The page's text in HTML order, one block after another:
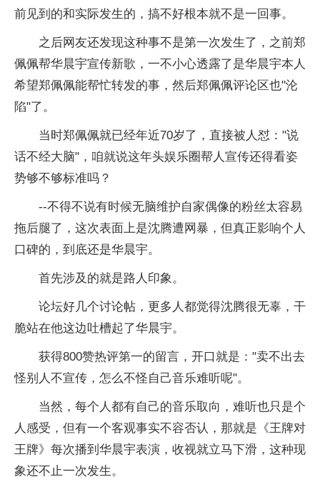
前见到的和实际发生的，搞不好根本就不是一回事。
之后网友还发现这种事不是第一次发生了，之前郑
佩佩帮华晨宇宣传新歌，一不小心透露了是华晨宇本人
希望郑佩佩能帮忙转发的事，然后郑佩佩评论区也"沦
陷"了。
当时郑佩佩就已经年近70岁了，直接被人怼："说
话不经大脑"，咱就说这年头娱乐圈帮人宣传还得看姿
势够不够标准吗？
--不得不说有时候无脑维护自家偶像的粉丝太容易
拖后腿了，这次表面上是沈腾遭网暴，但真正影响个人
口碑的，到底还是华晨宇。
首先涉及的就是路人印象。
论坛好几个讨论帖，更多人都觉得沈腾很无辜，干
脆站在他这边吐槽起了华晨宇。
获得800赞热评第一的留言，开口就是："卖不出去
怪别人不宣传，怎么不怪自己音乐难听呢"。
当然，每个人都有自己的音乐取向，难听也只是个
人感受，但有一个客观事实不容否认，那就是《王牌对
王牌》每次播到华晨宇表演，收视就立马下滑，这种现
象还不止一次发生。